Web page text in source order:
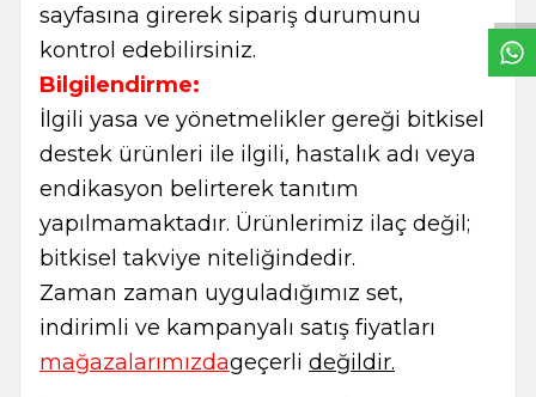
sayfasına girerek sipariş durumunu
kontrol edebilirsiniz.
Bilgilendirme:
İlgili yasa ve yönetmelikler gereği bitkisel
destek ürünleri ile ilgili, hastalık adı veya
endikasyon belirterek tanıtım
yapılmamaktadır. Ürünlerimiz ilaç değil;
bitkisel takviye niteliğindedir.
Zaman zaman uyguladığımız set,
indirimli ve kampanyalı satış fiyatları
mağazalarımızdageçerli değildir.